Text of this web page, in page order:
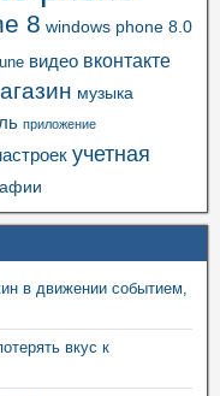
8 windows phone 8.0
видео вконтакте
музыка
приложение
учетная
в движении событием,
вкус к